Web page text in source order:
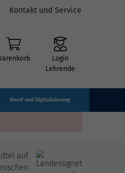
Kontakt und Service
Login
Lehrende
Beruf und Digitalisierung
auf